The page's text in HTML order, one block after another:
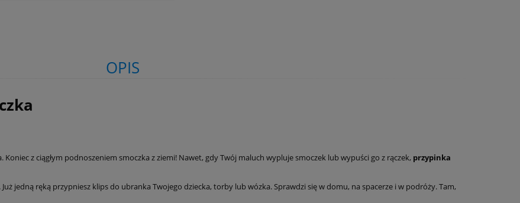
OPIS
z ciągłym podnoszeniem smoczka z ziemi! Nawet, gdy Twój maluch wypluje smoczek lub wypuści go z rączek, przypinka
. Już jedną ręką przypniesz klips do ubranka Twojego dziecka, torby lub wózka. Sprawdzi się w domu, na spacerze i w podróży. Tam,